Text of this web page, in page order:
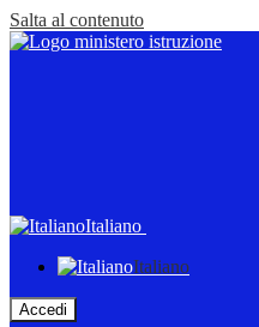
Salta al contenuto
Italiano
Italiano
Accedi